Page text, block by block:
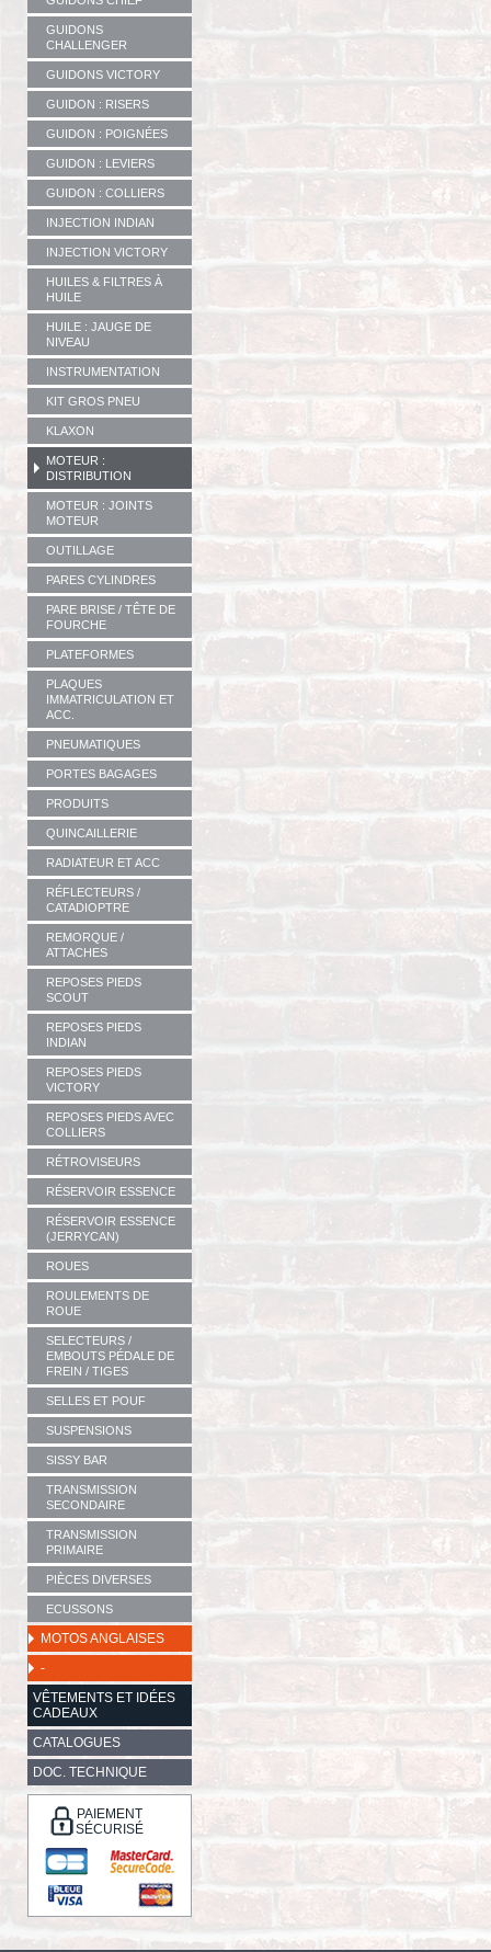
GUIDONS
CHALLENGER
GUIDONS VICTORY
GUIDON : RISERS
GUIDON : POIGNÉES
GUIDON : LEVIERS
GUIDON : COLLIERS
INJECTION INDIAN
INJECTION VICTORY
HUILES & FILTRES À
HUILE
HUILE : JAUGE DE
NIVEAU
INSTRUMENTATION
KIT GROS PNEU
KLAXON
MOTEUR :
DISTRIBUTION
MOTEUR : JOINTS
MOTEUR
OUTILLAGE
PARES CYLINDRES
PARE BRISE / TÊTE DE
FOURCHE
PLATEFORMES
PLAQUES
IMMATRICULATION ET
ACC.
PNEUMATIQUES
PORTES BAGAGES
PRODUITS
QUINCAILLERIE
RADIATEUR ET ACC
RÉFLECTEURS /
CATADIOPTRE
REMORQUE /
ATTACHES
REPOSES PIEDS
SCOUT
REPOSES PIEDS
INDIAN
REPOSES PIEDS
VICTORY
REPOSES PIEDS AVEC
COLLIERS
RÉTROVISEURS
RÉSERVOIR ESSENCE
RÉSERVOIR ESSENCE
(JERRYCAN)
ROUES
ROULEMENTS DE
ROUE
SELECTEURS /
EMBOUTS PÉDALE DE
FREIN / TIGES
SELLES ET POUF
SUSPENSIONS
SISSY BAR
TRANSMISSION
SECONDAIRE
TRANSMISSION
PRIMAIRE
PIÈCES DIVERSES
ECUSSONS
MOTOS ANGLAISES
-
VÊTEMENTS ET IDÉES
CADEAUX
CATALOGUES
DOC. TECHNIQUE
PAIEMENT
SÉCURISÉ